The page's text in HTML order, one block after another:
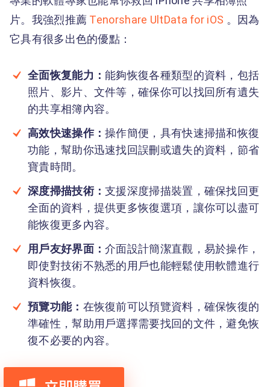
片。我強烈推薦 Tenorshare UltData for iOS 。因為
它具有很多出色的優點：
全面恢复能力：能夠恢復各種類型的資料，包括
照片、影片、文件等，確保你可以找回所有遺失
的共享相簿內容。
高效快速操作：操作簡便，具有快速掃描和恢復
功能，幫助你迅速找回誤刪或遺失的資料，節省
寶貴時間。
深度掃描技術：支援深度掃描裝置，確保找回更
全面的資料，提供更多恢復選項，讓你可以盡可
能恢復更多內容。
用戶友好界面：介面設計簡潔直觀，易於操作，
即使對技術不熟悉的用戶也能輕鬆使用軟體進行
資料恢復。
預覽功能： 在恢復前可以預覽資料，確保恢復的
準確性，幫助用戶選擇需要找回的文件，避免恢
復不必要的內容。